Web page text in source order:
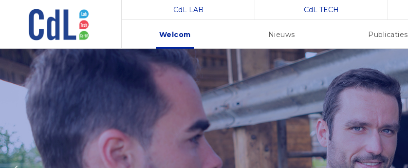
Welcom Nieuws Publicaties
CdL LAB CdL TECH